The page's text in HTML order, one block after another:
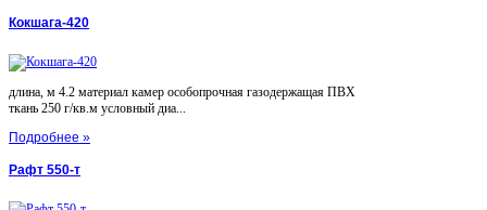
Кокшага-420
длина, м 4.2 материал камер особопрочная газодержащая ПВХ
ткань 250 г/кв.м условный диа...
Подробнее »
Рафт 550-т